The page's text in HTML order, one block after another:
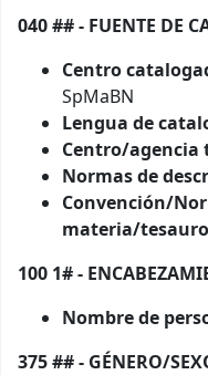
040 ## - FUENTE DE
Centro
SpMaBN
Lengua de
Centro/
Normas de
Convención/
materia/
100 1# -
Nombre de
375 ## - GÉNERO/